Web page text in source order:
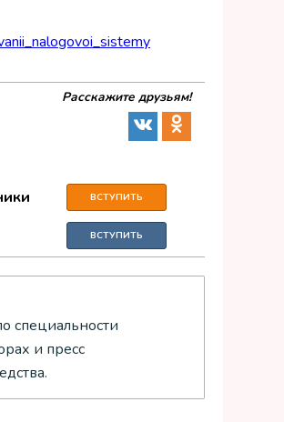
Расскажите друзьям!
ВСТУПИТЬ
ВСТУПИТЬ
специальности
и пресс